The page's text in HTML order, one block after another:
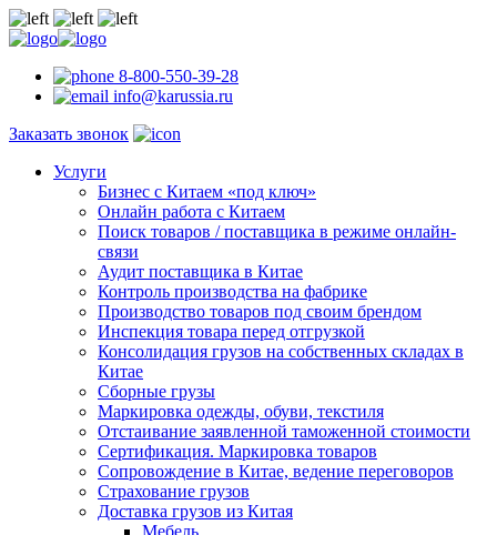
8-800-550-39-28
info@karussia.ru
Заказать звонок
Услуги
Бизнес с Китаем «под ключ»
Онлайн работа с Китаем
Поиск товаров / поставщика в режиме онлайн-
связи
Аудит поставщика в Китае
Контроль производства на фабрике
Производство товаров под своим брендом
Инспекция товара перед отгрузкой
Консолидация грузов на собственных складах в
Китае
Сборные грузы
Маркировка одежды, обуви, текстиля
Отстаивание заявленной таможенной стоимости
Сертификация. Маркировка товаров
Сопровождение в Китае, ведение переговоров
Страхование грузов
Доставка грузов из Китая
Мебель